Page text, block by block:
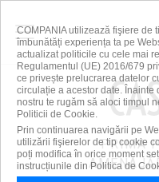
PRIMA
COMPANIA utilizează fişiere de
îmbunătăți experiența ta pe
actualizat politicile cu cele mai
Regulamentul (UE) 2016/679
ce privește prelucrarea datelor
circulație a acestor date. Înainte
nostru te rugăm să aloci timpul
Politicii de Cookie.
Prin continuarea navigării pe
utilizării fişierelor de tip cookie
poți modifica în orice moment
instrucțiunile din Politica de